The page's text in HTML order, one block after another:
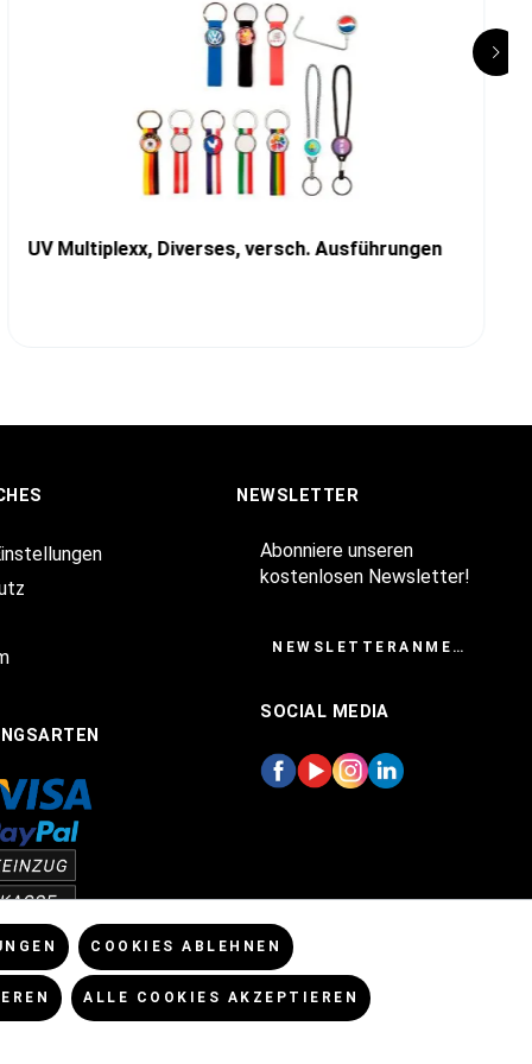
UV Multiplexx, Diverses, versch. Ausführungen
NEWSLETTER
Abonniere unseren
kostenlosen Newsletter!
NEWSLETTERANMELDUNG
SOCIAL MEDIA
nicht anders angegeben.
COOKIES ABLEHNEN
ALLE COOKIES AKZEPTIEREN